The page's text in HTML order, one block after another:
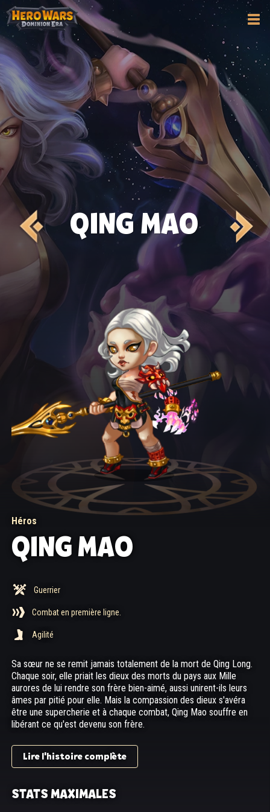
QING MAO
Héros
QING MAO
Guerrier
Combat en première ligne.
Agilité
Sa sœur ne se remit jamais totalement de la mort de Qing Long.
Chaque soir, elle priait les dieux des morts du pays aux Mille
aurores de lui rendre son frère bien-aimé, aussi unirent-ils leurs
âmes par pitié pour elle. Mais la compassion des dieux s'avéra
être une supercherie et à chaque combat, Qing Mao souffre en
libérant ce qu'est devenu son frère.
Lire l'histoire complète
STATS MAXIMALES